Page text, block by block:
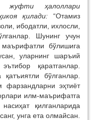
жуфти ҳалоллари
қилади:
“Отамиз
ибодатли, ихлосли,
Шунинг учун
бўлишига
уларнинг шаръий
қаратганлар.
бўлганлар.
фарзандларни эҳтиёт
илм-маърифатга
қилганларида
унга ета олмайсан.